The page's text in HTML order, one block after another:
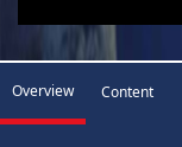
Overview Content